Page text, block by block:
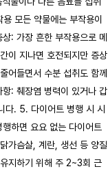
모든 약물에는 부작용이
: 가장 흔한 부작용으로 메
이 지나면 호전되지만 증상
어들면서 수분 섭취도 함께
: 췌장염 병력이 있거나 갑
다. 5. 다이어트 병행 시 시
하면 요요 없는 다이어트
가슴살, 계란, 생선 등 양질
지하기 위해 주 2~3회 근